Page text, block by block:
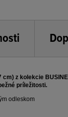
z kolekcie
príležitosti.
odleskom